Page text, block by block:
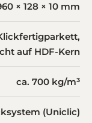
× 128 × 10 mm
auf HDF-Kern
ca. 700 kg/m³
(Uniclic)